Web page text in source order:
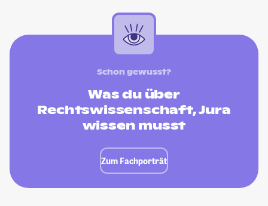
Schon gewusst?
Was du über
Rechtswissenschaft, Jura
wissen musst
Zum Fachporträt